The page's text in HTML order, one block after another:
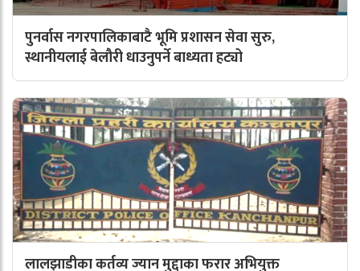
पुनर्वास नगरपालिकाबाटै भूमि प्रशासन सेवा सुरु,
स्थानीयलाई बेलौरी धाउनुपर्ने बाध्यता हट्यो
लालझाडीका कर्तव्य ज्यान मुद्दाका फरार अभियुक्त